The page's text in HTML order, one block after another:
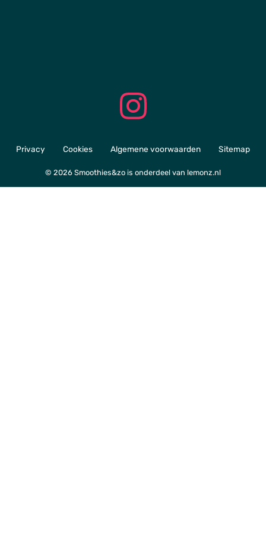
© 2026 Smoothies&zo is onderdeel van lemonz.nl
Privacy Cookies Algemene voorwaarden Sitemap